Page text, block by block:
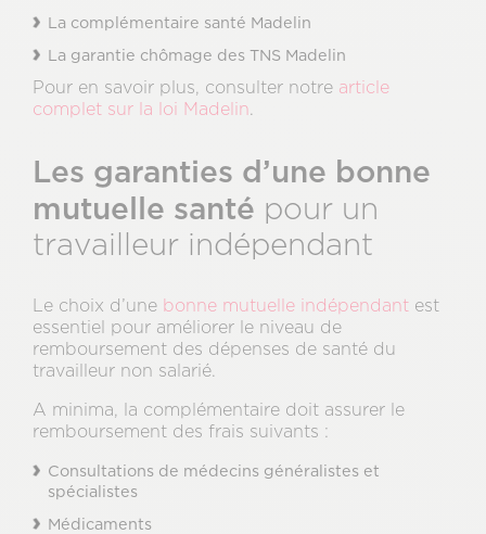
La complémentaire santé Madelin
La garantie chômage des TNS Madelin
Pour en savoir plus, consulter notre article
complet sur la loi Madelin
Les garanties d’une bonne
mutuelle santé pour un
travailleur indépendant
Le choix d’une bonne mutuelle indépendant est
essentiel pour améliorer le niveau de
remboursement des dépenses de santé du
travailleur non salarié.
A minima, la complémentaire doit assurer le
remboursement des frais suivants :
Consultations de médecins généralistes et
spécialistes
Médicaments